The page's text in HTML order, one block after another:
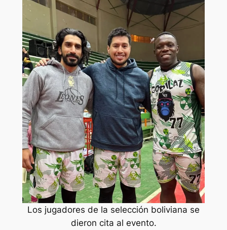
Los jugadores de la selección boliviana se
dieron cita al evento.